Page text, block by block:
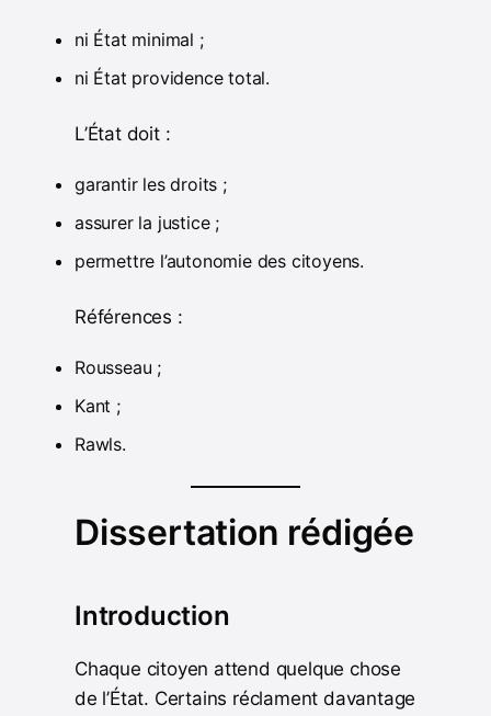
ni État minimal ;
ni État providence total.
L’État doit :
garantir les droits ;
assurer la justice ;
permettre l’autonomie des citoyens.
Références :
Rousseau ;
Kant ;
Rawls.
Dissertation rédigée
Introduction
Chaque citoyen attend quelque chose
de l’État. Certains réclament davantage